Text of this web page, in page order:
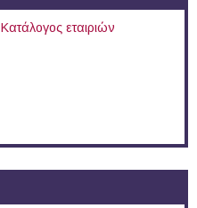
Κατάλογος εταιριών